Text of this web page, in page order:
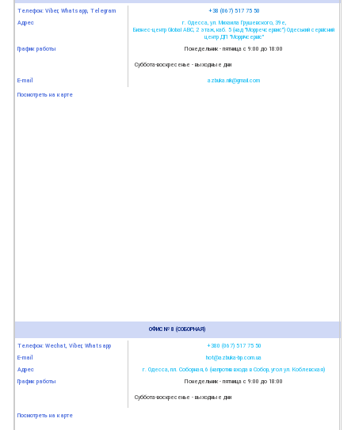
Телефон: Viber, Whatsapp, Telegram
+38 (067) 517 75 50
Адрес
г. Одесса, ул. Михаила Грушевского, 39е,
Бизнес-центр Global АВС, 2 этаж, каб. 5 (над "Морречсервис") Одеський сервісний
центр ДП "Моррічсервіс"
График работы
Понедельник - пятница с 9:00 до 18:00
Суббота-воскресенье - выходные дни
E-mail azbuka.nik@gmail.com
Посмотреть на карте
ОФИС № 8 (СОБОРНАЯ)
Телефон: Wechat, Viber, Whatsapp
+380 (067) 517 75 50
E-mail
hot@azbuka-bp.com.ua
Адрес
г. Одесса, пл. Соборная, 6 (напротив входа в Собор, угол ул. Коблевская)
График работы
Понедельник - пятница с 9:00 до 18:00
Суббота-воскресенье - выходные дни
Посмотреть на карте